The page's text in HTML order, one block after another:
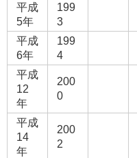
平成
5年
199
3
平成
6年
199
4
平成
12
年
200
0
平成
14
年
200
2